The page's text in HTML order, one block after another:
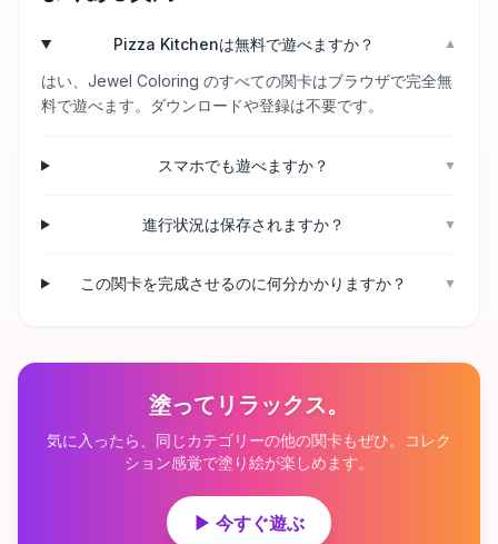
Pizza Kitchenは無料で遊べますか？ ▼
はい、Jewel Coloring のすべての関卡はブラウザで完全無
料で遊べます。ダウンロードや登録は不要です。
スマホでも遊べますか？ ▼
進行状況は保存されますか？ ▼
この関卡を完成させるのに何分かかりますか？ ▼
塗ってリラックス。
気に入ったら、同じカテゴリーの他の関卡もぜひ。コレク
ション感覚で塗り絵が楽しめます。
▶ 今すぐ遊ぶ